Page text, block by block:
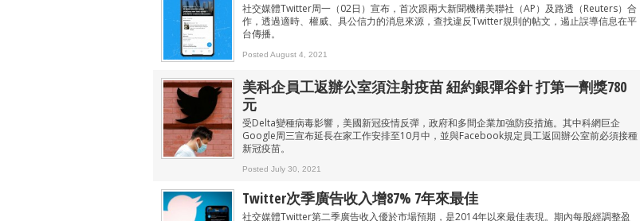
社交媒體Twitter周一（02日）宣布，首次跟兩大新聞機構美聯社（AP）及路透（Reuters）合
作，透過適時、權威、具公信力的消息來源，查找違反Twitter規則的帖文，遏止誤導信息在平
台傳播。
Posted August 4, 2021
美科企員工返辦公室須注射疫苗 紐約銀彈谷針 打第一劑獎780
元
受Delta變種病毒影響，美國新冠疫情反彈，政府和多間企業加強防疫措施。其中科網巨企
Google周三宣布延長在家工作安排至10月中，並與Facebook規定員工返回辦公室前必須接種
新冠疫苗。
Posted July 30, 2021
Twitter次季廣告收入增87% 7年來最佳
社交媒體Twitter第二季廣告收入優於市場預期，是2014年以來最佳表現。期內每股經調整盈